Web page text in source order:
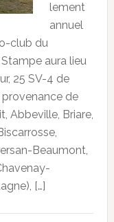
lement
annuel
club du
aura lieu
25 SV-4 de
de
Abbeville, Briare,
Beaumont,
[…]